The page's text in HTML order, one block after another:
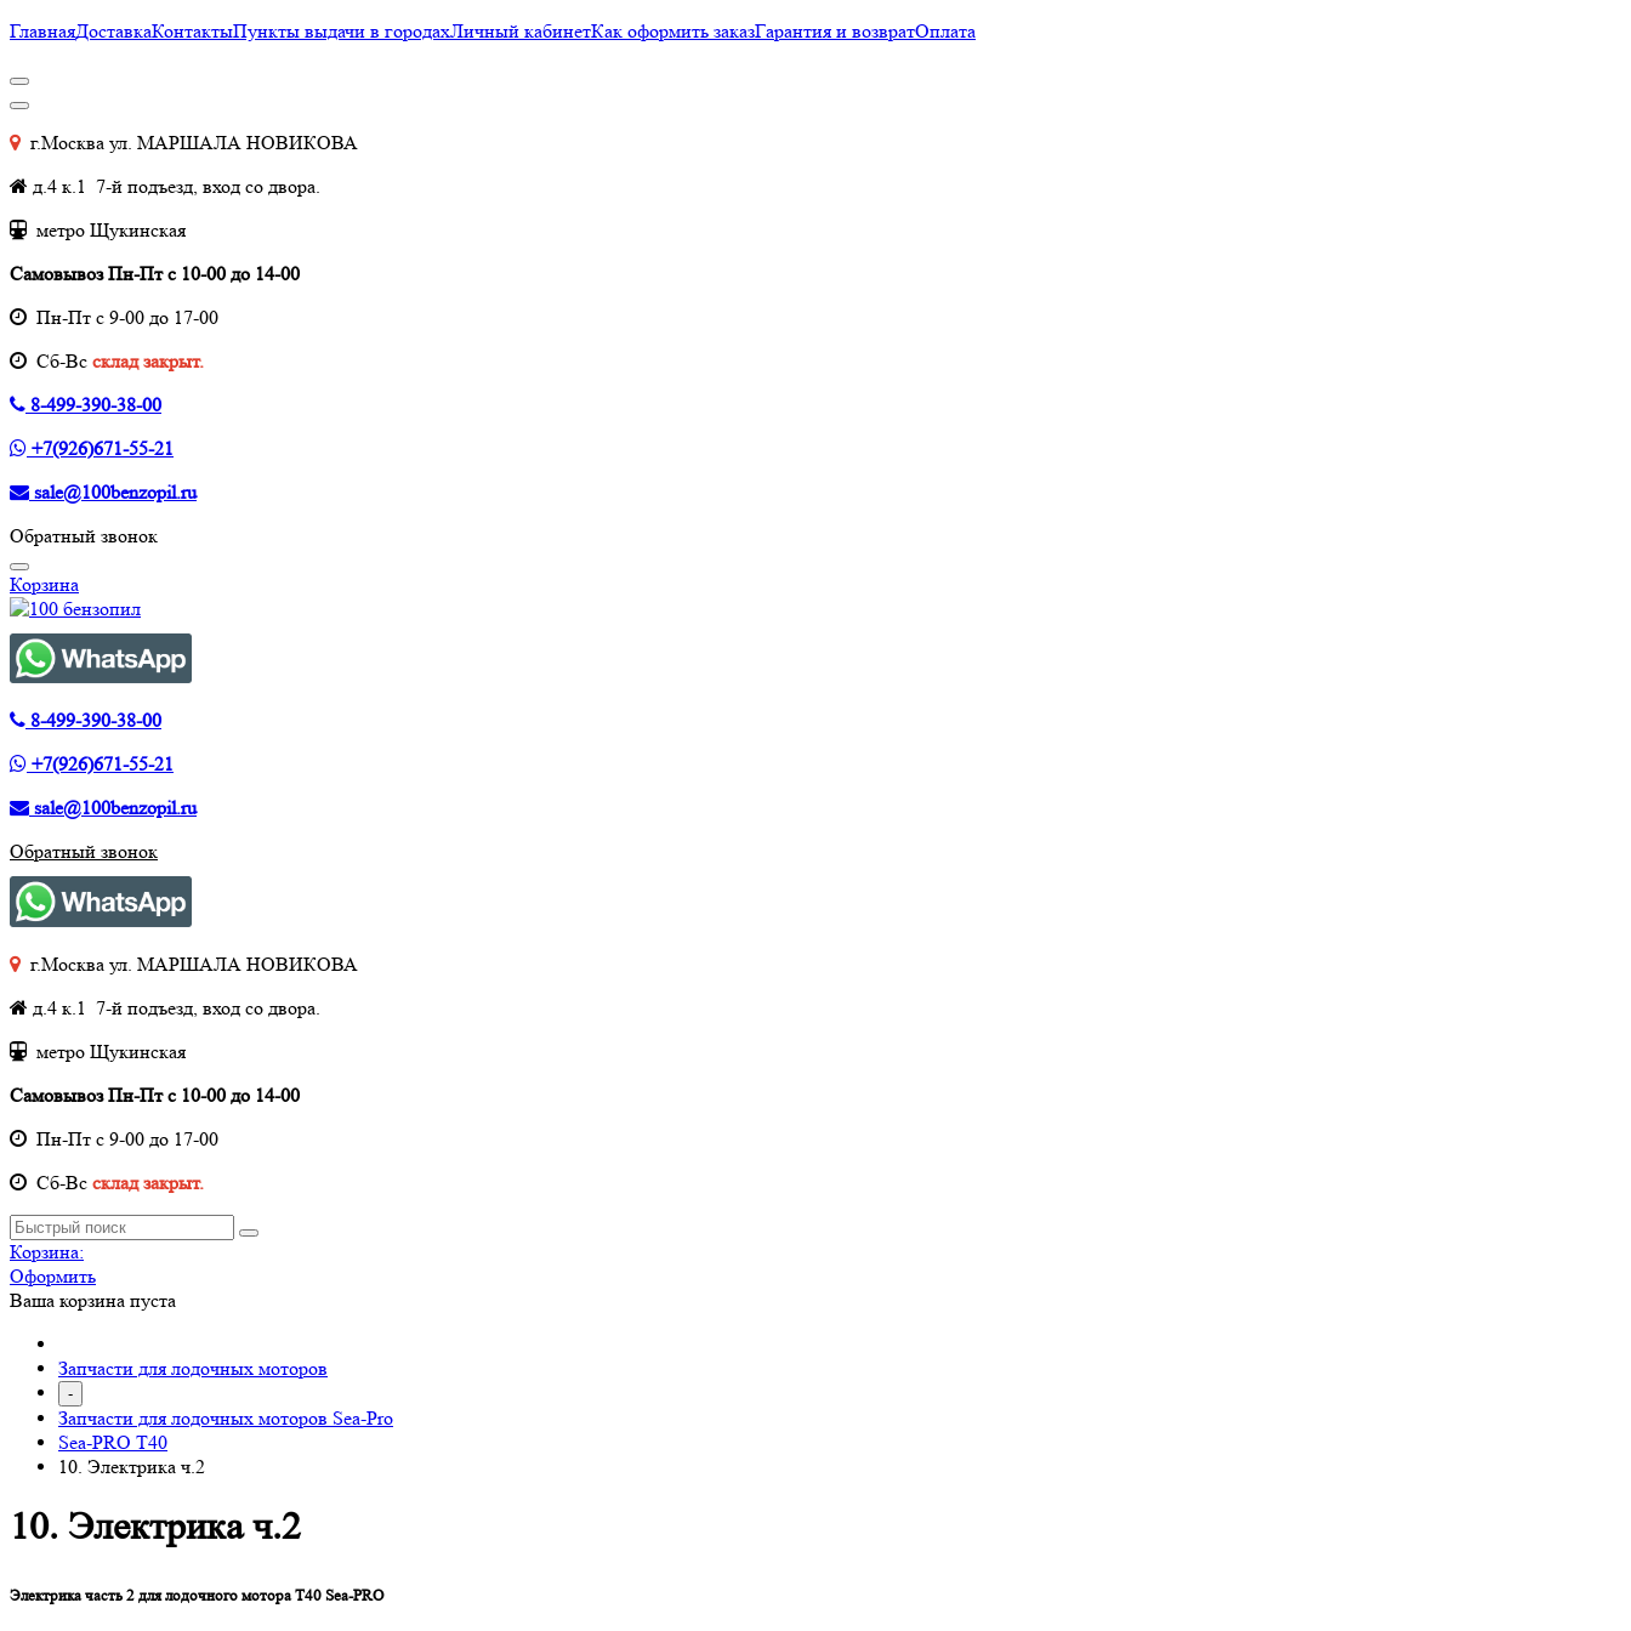
ГлавнаяДоставкаКонтактыПункты выдачи в городахЛичный кабинетКак оформить заказГарантия и возвратОплата
г.Москва ул. МАРШАЛА НОВИКОВА
д.4 к.1 7-й подъезд, вход со двора.
метро Щукинская
Самовывоз Пн-Пт с 10-00 до 14-00
Пн-Пт с 9-00 до 17-00
Cб-Вс склад закрыт.
8-499-390-38-00
+7(926)671-55-21
sale@100benzopil.ru
Обратный звонок
Корзина
8-499-390-38-00
+7(926)671-55-21
sale@100benzopil.ru
Обратный звонок
г.Москва ул. МАРШАЛА НОВИКОВА
д.4 к.1 7-й подъезд, вход со двора.
метро Щукинская
Самовывоз Пн-Пт с 10-00 до 14-00
Пн-Пт с 9-00 до 17-00
Cб-Вс склад закрыт.
Корзина:
Оформить
Ваша корзина пуста
Запчасти для лодочных моторов
-
Запчасти для лодочных моторов Sea-Pro
Sea-PRO T40
10. Электрика ч.2
10. Электрика ч.2
Электрика часть 2 для лодочного мотора T40 Sea-PRO